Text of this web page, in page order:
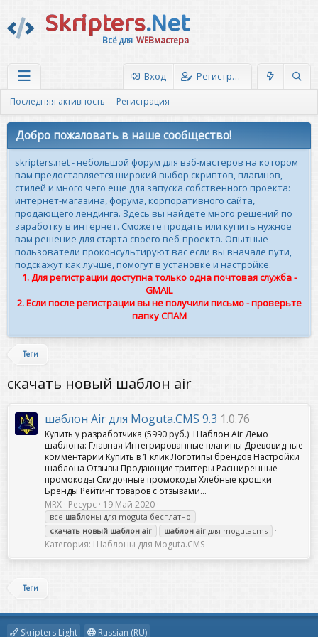
Skripters.Net
Всё для WEBмастера
Вход Регистрация
Последняя активность Регистрация
Добро пожаловать в наше сообщество!
skripters.net - небольшой форум для вэб-мастеров на котором
вам предоставляется широкий выбор скриптов, плагинов,
стилей и много чего еще для запуска собственного проекта:
интернет-магазина, форума, корпоративного сайта,
продающего лендинга. Здесь вы найдете много решений по
заработку в интернет. Сможете продать или купить нужное
вам решение для старта своего веб-проекта. Опытные
пользователи проконсультируют вас если вы вначале пути,
подскажут как лучше, помогут в установке и настройке.
1. Для регистрации доступна только одна почтовая служба -
GMAIL
2. Если после регистрации вы не получили письмо - проверьте
папку СПАМ
Теги
скачать новый шаблон air
шаблон Air для Moguta.CMS 9.3 1.0.76
Купить у разработчика (5990 руб.): Шаблон Air Демо
шаблона: Главная Интегрированные плагины Древовидные
комментарии Купить в 1 клик Логотипы брендов Настройки
шаблона Отзывы Продающие триггеры Расширенные
промокоды Скидочные промокоды Хлебные крошки
Бренды Рейтинг товаров с отзывами...
MRX Ресурс 19 Май 2020
все шаблоны для moguta бесплатно
скачать новый шаблон air шаблон air для mogutacms
Категория: Шаблоны для Moguta.CMS
Теги
Skripters Light Russian (RU)